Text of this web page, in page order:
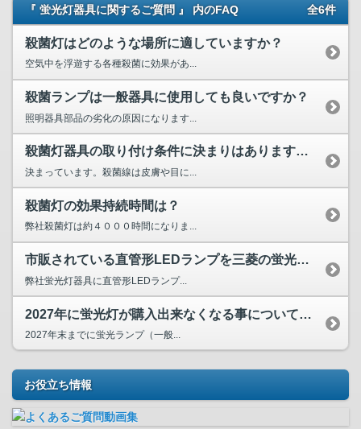
『 蛍光灯器具に関するご質問 』 内のFAQ 全6件
殺菌灯はどのような場所に適していますか？
空気中を浮遊する各種殺菌に効果があ...
殺菌ランプは一般器具に使用しても良いですか？
照明器具部品の劣化の原因になります...
殺菌灯器具の取り付け条件に決まりはありますか、また注意は特...
決まっています。殺菌線は皮膚や目に...
殺菌灯の効果持続時間は？
弊社殺菌灯は約４０００時間になりま...
市販されている直管形LEDランプを三菱の蛍光灯器具に取り付...
弊社蛍光灯器具に直管形LEDランプ...
2027年に蛍光灯が購入出来なくなる事について教えてください。
2027年末までに蛍光ランプ（一般...
お役立ち情報